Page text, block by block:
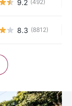
9.2 (492)
8.3 (8812)